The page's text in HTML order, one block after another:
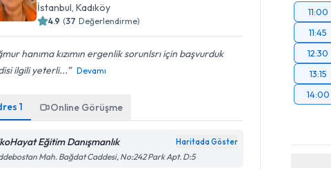
İstanbul , Kadıköy
4.9 (37 Değerlendirme)
hanıma kızımın ergenlik sorunlsrı için başvurduk
ilgili yeterli...
Devamı
1 Online Görüşme
Eğitim Danışmanlık Haritada Göster
Mah. Bağdat Caddesi, No:242 Park Apt. D:5
11:00
11:45
12:30
13:15
14:00